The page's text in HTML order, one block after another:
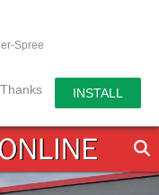
Spree
INSTALL